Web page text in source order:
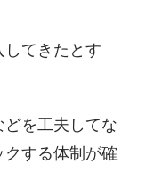
してきたとす
どを工夫してな
する体制が確